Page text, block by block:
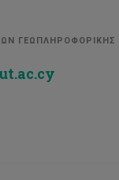
ΓΕΩΠΛΗΡΟΦΟΡΙΚΗΣ